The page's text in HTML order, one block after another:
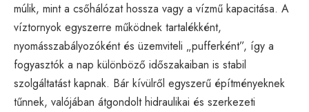
múlik, mint a csőhálózat hossza vagy a vízmű kapacitása. A
víztornyok egyszerre működnek tartalékként,
nyomásszabályozóként és üzemviteli „pufferként”, így a
fogyasztók a nap különböző időszakaiban is stabil
szolgáltatást kapnak. Bár kívülről egyszerű építményeknek
tűnnek, valójában átgondolt hidraulikai és szerkezeti